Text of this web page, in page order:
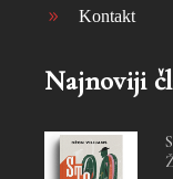
Kontakt
Najnoviji